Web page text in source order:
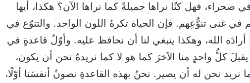
فهل كنّا نراها جميلةً كما نراها الآن؟ هكذا، أيها
في غنى تنوُّعِهم. فإن الحياة تكرهُ اللون الواحد. والتنوّع في
الله، وهكذا ينبغي لنا أن نحافظ عليه. وأوّلُ قاعدةٍ في
كلُّ واحدٍ منا الآخرَ كما هو لا كما نريدهُ نحن أن يكون،
نريد نحن له أن يصير. نحنُ بهذه القاعدةِ نصونُ أنفسَنا أوّلًا،